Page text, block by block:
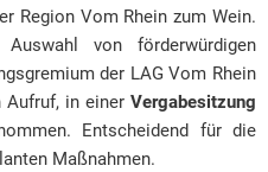
Region Vom Rhein zum Wein.
Auswahl von förderwürdigen
der LAG Vom Rhein
Aufruf, in einer Vergabesitzung
Entscheidend für die
Maßnahmen.